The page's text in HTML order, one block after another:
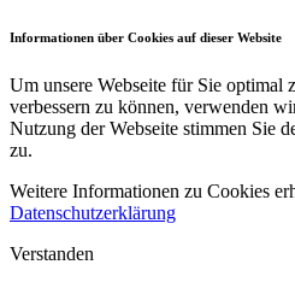
Informationen über Cookies auf dieser Website
Um unsere Webseite für Sie optimal
verbessern zu können, verwenden
Nutzung der Webseite stimmen Sie
zu.
Weitere Informationen zu Cookies
Datenschutzerklärung
Verstanden